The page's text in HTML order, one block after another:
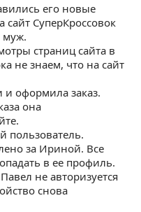
его новые
СуперКроссовок
муж.
страниц сайта в
не знаем, что на сайт
оформила заказ.
она
пользователь.
за Ириной. Все
в ее профиль.
не авторизуется
снова